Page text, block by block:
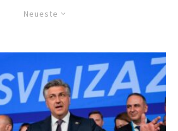
Neueste